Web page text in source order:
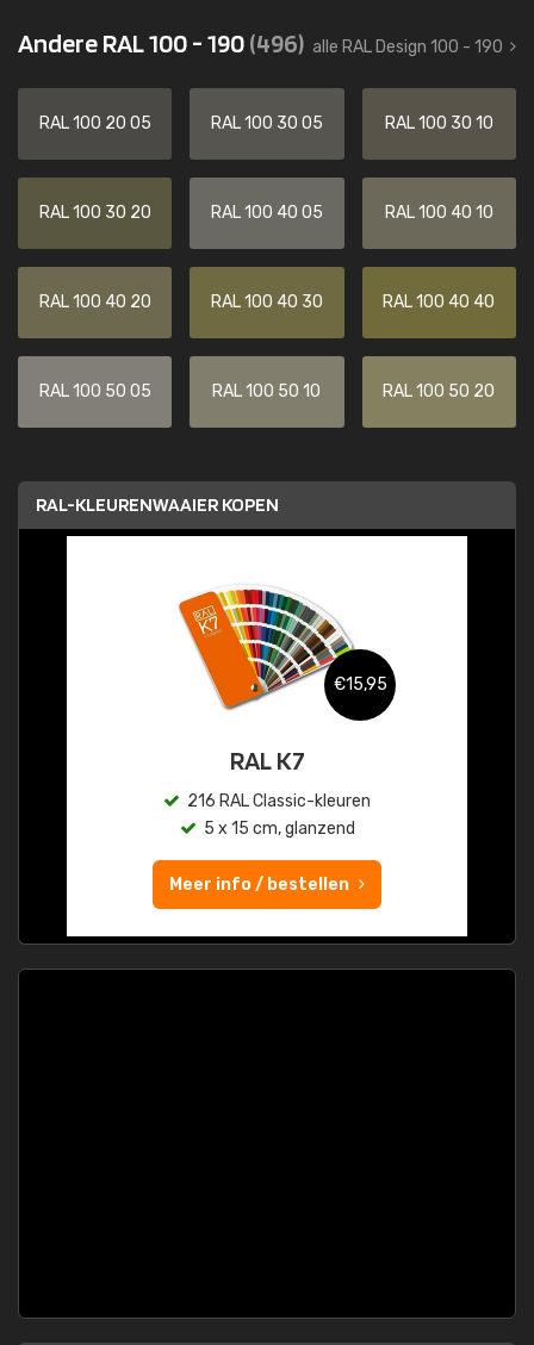
Andere RAL 100 - 190(496) alle RAL Design 100 - 190
RAL 100 20 05 RAL 100 30 05 RAL 100 30 10
RAL 100 30 20 RAL 100 40 05 RAL 100 40 10
RAL 100 40 20 RAL 100 40 30 RAL 100 40 40
RAL 100 50 05 RAL 100 50 10 RAL 100 50 20
RAL-KLEURENWAAIER KOPEN
€15,95
RAL K7
216 RAL Classic-kleuren
5 x 15 cm, glanzend
Meer info / bestellen